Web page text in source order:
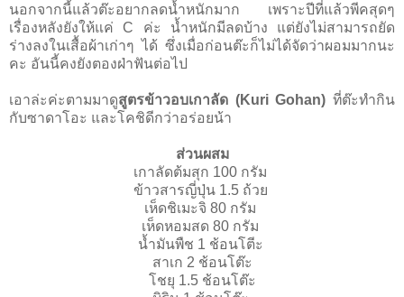
นอกจากนี้แล้วต๊ะอยากลดนํ้าหนักมาก เพราะปีที่แล้วพีคสุดๆ
เรื่องหลังยังให้แค่ C ค่ะ นํ้าหนักมีลดบ้าง แต่ยังไม่สามารถยัด
ร่างลงในเสื้อผ้าเก่าๆ ได้ ซึ่งเมื่อก่อนต๊ะก็ไม่ได้จัดว่าผอมมากนะ
คะ อันนี้คงยังตองฝ่าฟันต่อไป
เอาล่ะค่ะตามมาดูสูตรข้าวอบเกาลัด (Kuri Gohan) ที่ต๊ะทำกิน
กับซาดาโอะ และโคชิดีกว่าอร่อยน้า
ส่วนผสม
เกาลัดต้มสุก 100 กรัม
ข้าวสารญี่ปุ่น 1.5 ถ้วย
เห็ดชิเมะจิ 80 กรัม
เห็ดหอมสด 80 กรัม
นํ้ามันพืช 1 ช้อนโตีะ
สาเก 2 ช้อนโต๊ะ
โชยุ 1.5 ช้อนโต๊ะ